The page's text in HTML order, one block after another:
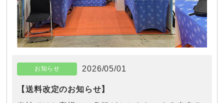
お知らせ 2026/05/01
【送料改定のお知らせ】